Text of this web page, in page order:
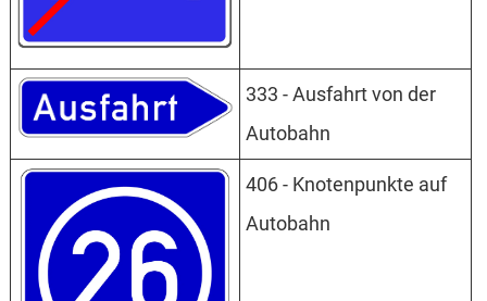
333 - Ausfahrt von der
Autobahn
406 - Knotenpunkte auf
Autobahn